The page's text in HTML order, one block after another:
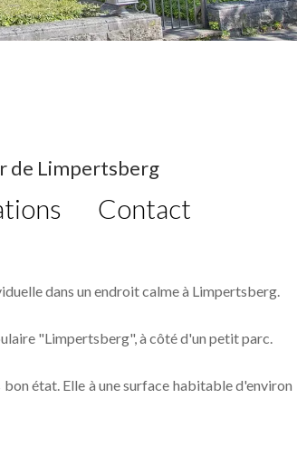
de Limpertsberg
Contact
dans un endroit calme à Limpertsberg.
"Limpertsberg", à côté d'un petit parc.
bon état. Elle à une surface habitable d'environ